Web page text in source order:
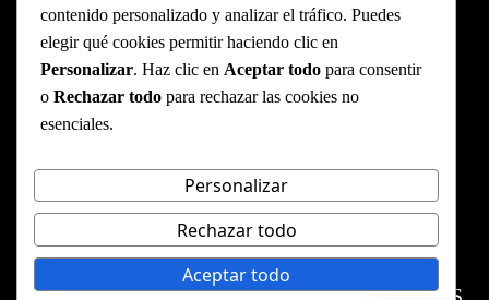
CONTACTO
(+57) 601 - 390 - 2344
WEBSITE DISEÑADO Y
contenido personalizado y analizar el tráfico. Puedes
elegir qué cookies permitir haciendo clic en
Personalizar. Haz clic en Aceptar todo para consentir
o Rechazar todo para rechazar las cookies no
esenciales.
Personalizar
Rechazar todo
Aceptar todo